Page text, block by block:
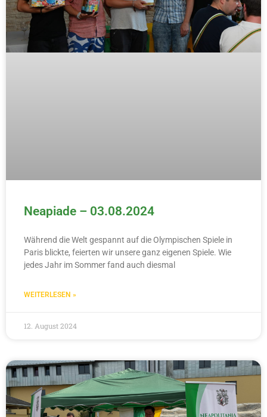
Neapiade – 03.08.2024
Während die Welt gespannt auf die Olympischen Spiele in
Paris blickte, feierten wir unsere ganz eigenen Spiele. Wie
jedes Jahr im Sommer fand auch diesmal
WEITERLESEN »
12. August 2024